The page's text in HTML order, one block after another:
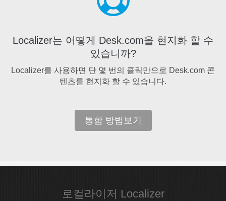
Localizer는 어떻게 Desk.com을 현지화 할 수
있습니까?
Localizer를 사용하면 단 몇 번의 클릭만으로 Desk.com 콘
텐츠를 현지화 할 수 있습니다.
통합 방법보기
로컬라이저 Localizer